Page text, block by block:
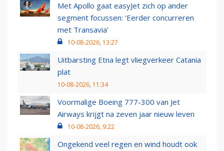
Met Apollo gaat easyJet zich op ander
segment focussen: ‘Eerder concurreren
met Transavia’
10-08-2026, 13:27
Uitbarsting Etna legt vliegverkeer Catania
plat
10-08-2026, 11:34
Voormalige Boeing 777-300 van Jet
Airways krijgt na zeven jaar nieuw leven
10-08-2026, 9:22
Ongekend veel regen en wind houdt ook